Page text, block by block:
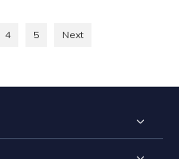
4 5 Next